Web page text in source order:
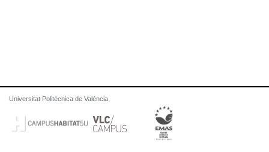
Universitat Politècnica de València